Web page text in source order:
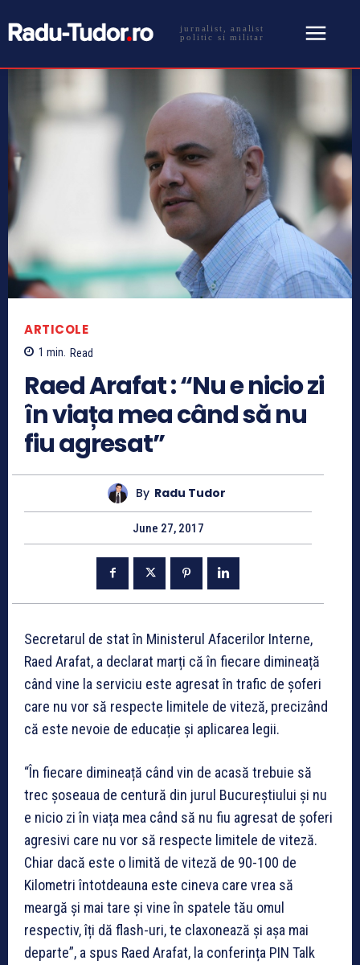
jurnalist, analist
politic si militar
ARTICOLE
1 min. Read
Raed Arafat : “Nu e nicio zi
în viața mea când să nu
fiu agresat”
By Radu Tudor
June 27, 2017
Secretarul de stat în Ministerul Afacerilor Interne,
Raed Arafat, a declarat marți că în fiecare dimineață
când vine la serviciu este agresat în trafic de șoferi
care nu vor să respecte limitele de viteză, precizând
că este nevoie de educație și aplicarea legii.
“În fiecare dimineață când vin de acasă trebuie să
trec șoseaua de centură din jurul Bucureștiului și nu
e nicio zi în viața mea când să nu fiu agresat de șoferi
agresivi care nu vor să respecte limitele de viteză.
Chiar dacă este o limită de viteză de 90-100 de
Kilometri întotdeauna este cineva care vrea să
meargă și mai tare și vine în spatele tău omul
respectiv, îți dă flash-uri, te claxonează și așa mai
departe”, a spus Raed Arafat, la conferința PIN Talk